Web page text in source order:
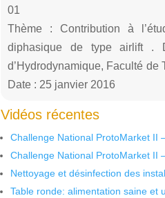
01
Thème : Contribution à
diphasique de type airlift .
d’Hydrodynamique, Faculté de
Date : 25 janvier 2016
Vidéos récentes
Challenge National ProtoMarket II
Challenge National ProtoMarket II
Nettoyage et désinfection des
Table ronde: alimentation saine et